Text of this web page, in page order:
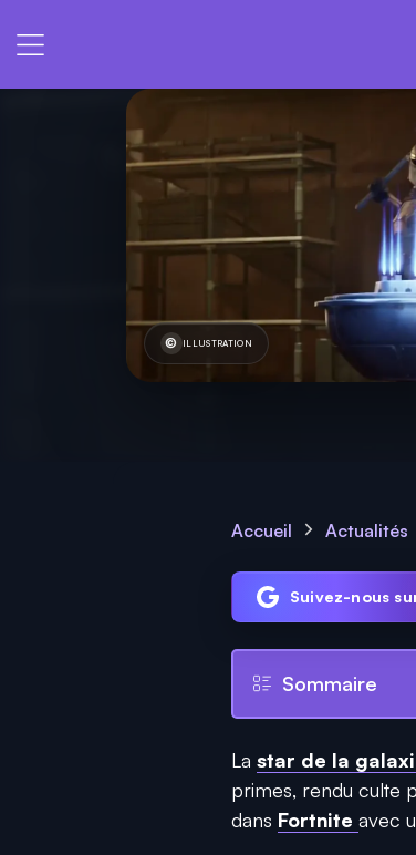
ILLUSTRATION
Accueil Actualités
Suivez-nous
Sommaire
La star de la
primes, rendu culte
dans Fortnite avec